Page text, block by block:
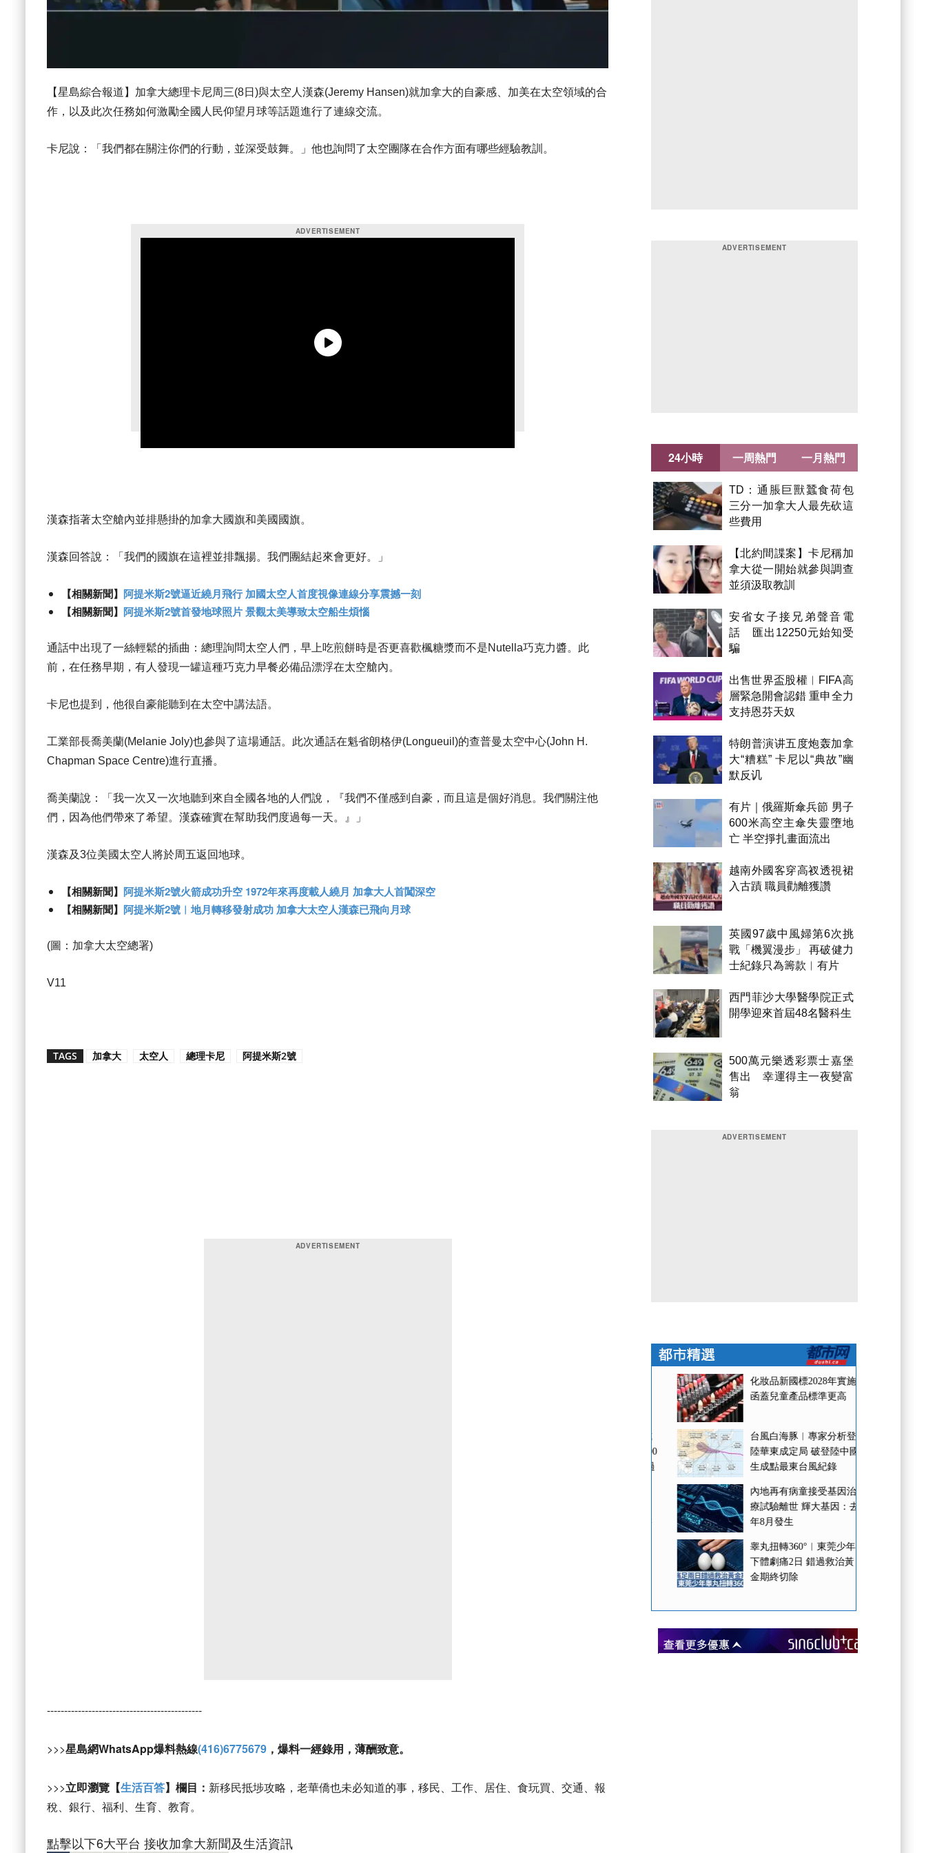
【星島綜合報道】加拿大總理卡尼周三(8日)與太空人漢森(Jeremy Hansen)就加拿大的自豪感、加美在太空領域的合
作，以及此次任務如何激勵全國人民仰望月球等話題進行了連線交流。
卡尼說：「我們都在關注你們的行動，並深受鼓舞。」他也詢問了太空團隊在合作方面有哪些經驗教訓。
漢森指著太空艙內並排懸掛的加拿大國旗和美國國旗。
漢森回答說：「我們的國旗在這裡並排飄揚。我們團結起來會更好。」
【相關新聞】 阿提米斯2號逼近繞月飛行 加國太空人首度視像連線分享震撼一刻
【相關新聞】 阿提米斯2號首發地球照片 景觀太美導致太空船生煩惱
通話中出現了一絲輕鬆的插曲：總理詢問太空人們，早上吃煎餅時是否更喜歡楓糖漿而不是Nutella巧克力醬。此
前，在任務早期，有人發現一罐這種巧克力早餐必備品漂浮在太空艙內。
卡尼也提到，他很自豪能聽到在太空中講法語。
工業部長喬美蘭(Melanie Joly)也參與了這場通話。此次通話在魁省朗格伊(Longueuil)的查普曼太空中心(John H.
Chapman Space Centre)進行直播。
喬美蘭說：「我一次又一次地聽到來自全國各地的人們說，『我們不僅感到自豪，而且這是個好消息。我們關注他
們，因為他們帶來了希望。漢森確實在幫助我們度過每一天。』」
漢森及3位美國太空人將於周五返回地球。
【相關新聞】 阿提米斯2號火箭成功升空 1972年來再度載人繞月 加拿大人首闖深空
【相關新聞】 阿提米斯2號︱地月轉移發射成功 加拿大太空人漢森已飛向月球
(圖：加拿大太空總署)
V11
TAGS 加拿大 太空人 總理卡尼 阿提米斯2號
---------------------------------------------
>>>星島網WhatsApp爆料熱線(416)6775679 ，爆料一經錄用，薄酬致意。
>>>立即瀏覽【生活百答】欄目： 新移民抵埗攻略，老華僑也未必知道的事，移民、工作、居住、食玩買、交通、報
稅、銀行、福利、生育、教育。
點擊以下6大平台 接收加拿大新聞及生活資訊
24小時
TD：通脹巨獸蠶食荷包
三分一加拿大人最先砍這
些費用
【北約間諜案】卡尼稱加
拿大從一開始就參與調查
並須汲取教訓
安省女子接兄弟聲音電
話 匯出12250元始知受
騙
出售世界盃股權︱FIFA高
層緊急開會認錯 重申全力
支持恩芬天奴
特朗普演讲五度炮轰加拿
大“糟糕” 卡尼以“典故”幽
默反讥
有片｜俄羅斯傘兵節 男子
600米高空主傘失靈墮地
亡 半空掙扎畫面流出
越南外國客穿高衩透視裙
入古蹟 職員勸離獲讚
英國97歲中風婦第6次挑
戰「機翼漫步」 再破健力
士紀錄只為籌款︱有片
西門菲沙大學醫學院正式
開學迎來首屆48名醫科生
500萬元樂透彩票士嘉堡
售出 幸運得主一夜變富
翁
一周熱門 一月熱門